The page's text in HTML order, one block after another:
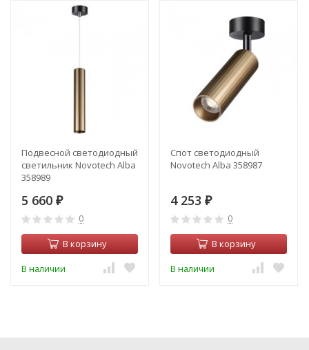
Подвесной светодиодный
светильник Novotech Alba
358989
5 660 ₽
0
В корзину
В наличии
Спот светодиодный
Novotech Alba 358987
4 253 ₽
0
В корзину
В наличии